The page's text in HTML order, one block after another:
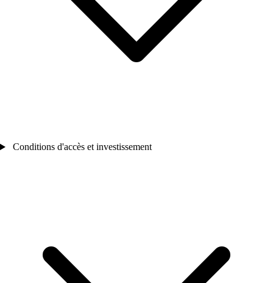
Conditions d'accès et investissement